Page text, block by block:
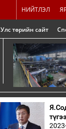
НИЙТЛЭЛ
Улс төрийн сайт